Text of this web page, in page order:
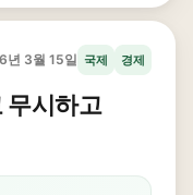
년 3월 15일 국제 경제
무시하고